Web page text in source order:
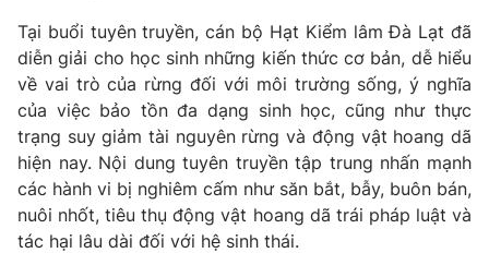
Tư vấn
Chuyên mục khác
Emagazine Podcast
Photo Infographic
Video Shorts video
Tại buổi tuyên truyền, cán bộ Hạt Kiểm lâm Đà Lạt đã
diễn giải cho học sinh những kiến thức cơ bản, dễ hiểu
về vai trò của rừng đối với môi trường sống, ý nghĩa
của việc bảo tồn đa dạng sinh học, cũng như thực
trạng suy giảm tài nguyên rừng và động vật hoang dã
hiện nay. Nội dung tuyên truyền tập trung nhấn mạnh
các hành vi bị nghiêm cấm như săn bắt, bẫy, buôn bán,
nuôi nhốt, tiêu thụ động vật hoang dã trái pháp luật và
tác hại lâu dài đối với hệ sinh thái.